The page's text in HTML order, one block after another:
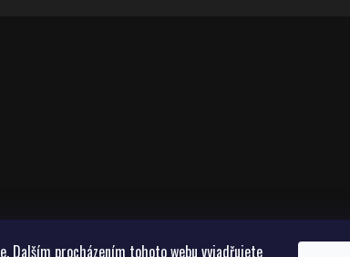
Dalším procházením tohoto webu vyjadřujete